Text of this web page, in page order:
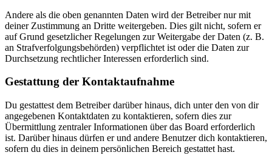
Andere als die oben genannten Daten wird der Betreiber nur mit
deiner Zustimmung an Dritte weitergeben. Dies gilt nicht, sofern er
auf Grund gesetzlicher Regelungen zur Weitergabe der Daten (z. B.
an Strafverfolgungsbehörden) verpflichtet ist oder die Daten zur
Durchsetzung rechtlicher Interessen erforderlich sind.
Gestattung der Kontaktaufnahme
Du gestattest dem Betreiber darüber hinaus, dich unter den von dir
angegebenen Kontaktdaten zu kontaktieren, sofern dies zur
Übermittlung zentraler Informationen über das Board erforderlich
ist. Darüber hinaus dürfen er und andere Benutzer dich kontaktieren,
sofern du dies in deinem persönlichen Bereich gestattet hast.